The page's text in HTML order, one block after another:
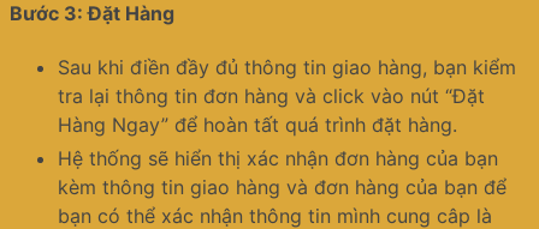
Bước 3: Đặt Hàng
Sau khi điền đầy đủ thông tin giao hàng, bạn kiểm
tra lại thông tin đơn hàng và click vào nút “Đặt
Hàng Ngay” để hoàn tất quá trình đặt hàng.
Hệ thống sẽ hiển thị xác nhận đơn hàng của bạn
kèm thông tin giao hàng và đơn hàng của bạn để
bạn có thể xác nhận thông tin mình cung câp là